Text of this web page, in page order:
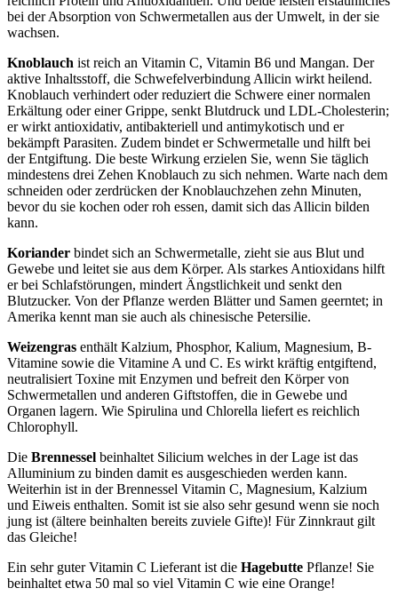
bei der Absorption von Schwermetallen aus der Umwelt, in der sie
wachsen.
Knoblauch ist reich an Vitamin C, Vitamin B6 und Mangan. Der
aktive Inhaltsstoff, die Schwefelverbindung Allicin wirkt heilend.
Knoblauch verhindert oder reduziert die Schwere einer normalen
Erkältung oder einer Grippe, senkt Blutdruck und LDL-Cholesterin;
er wirkt antioxidativ, antibakteriell und antimykotisch und er
bekämpft Parasiten. Zudem bindet er Schwermetalle und hilft bei
der Entgiftung. Die beste Wirkung erzielen Sie, wenn Sie täglich
mindestens drei Zehen Knoblauch zu sich nehmen. Warte nach dem
schneiden oder zerdrücken der Knoblauchzehen zehn Minuten,
bevor du sie kochen oder roh essen, damit sich das Allicin bilden
kann.
Koriander bindet sich an Schwermetalle, zieht sie aus Blut und
Gewebe und leitet sie aus dem Körper. Als starkes Antioxidans hilft
er bei Schlafstörungen, mindert Ängstlichkeit und senkt den
Blutzucker. Von der Pflanze werden Blätter und Samen geerntet; in
Amerika kennt man sie auch als chinesische Petersilie.
Weizengras enthält Kalzium, Phosphor, Kalium, Magnesium, B-
Vitamine sowie die Vitamine A und C. Es wirkt kräftig entgiftend,
neutralisiert Toxine mit Enzymen und befreit den Körper von
Schwermetallen und anderen Giftstoffen, die in Gewebe und
Organen lagern. Wie Spirulina und Chlorella liefert es reichlich
Chlorophyll.
Die Brennessel beinhaltet Silicium welches in der Lage ist das
Alluminium zu binden damit es ausgeschieden werden kann.
Weiterhin ist in der Brennessel Vitamin C, Magnesium, Kalzium
und Eiweis enthalten. Somit ist sie also sehr gesund wenn sie noch
jung ist (ältere beinhalten bereits zuviele Gifte)! Für Zinnkraut gilt
das Gleiche!
Ein sehr guter Vitamin C Lieferant ist die Hagebutte Pflanze! Sie
beinhaltet etwa 50 mal so viel Vitamin C wie eine Orange!